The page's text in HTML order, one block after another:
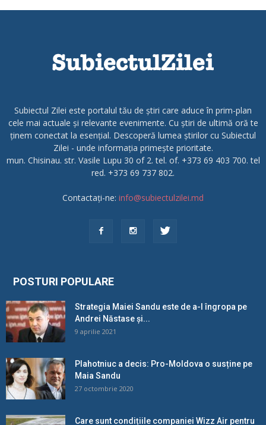
Subiectul Zilei este portalul tău de știri care aduce în prim-plan
cele mai actuale și relevante evenimente. Cu știri de ultimă oră te
ținem conectat la esențial. Descoperă lumea știrilor cu Subiectul
Zilei - unde informația primește prioritate.
mun. Chisinau. str. Vasile Lupu 30 of 2. tel. of. +373 69 403 700. tel
red. +373 69 737 802.
Contactați-ne: info@subiectulzilei.md
POSTURI POPULARE
Strategia Maiei Sandu este de a-l îngropa pe
Andrei Năstase și...
9 aprilie 2021
Plahotniuc a decis: Pro-Moldova o susține pe
Maia Sandu
27 octombrie 2020
Care sunt condițiile companiei Wizz Air pentru